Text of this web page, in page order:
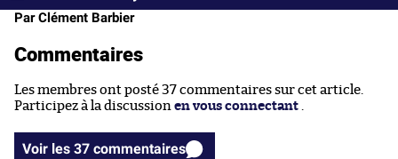
Par Clément Barbier
Commentaires
Les membres ont posté 37 commentaires sur cet article.
Participez à la discussion en vous connectant .
Voir les 37 commentaires